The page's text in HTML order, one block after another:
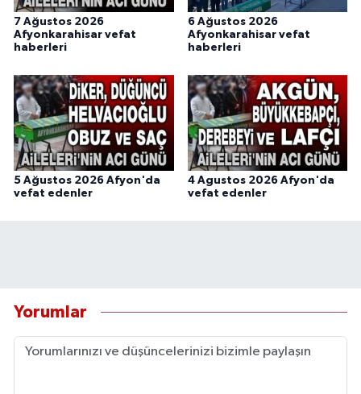
7 Ağustos 2026
Afyonkarahisar vefat
haberleri
6 Ağustos 2026
Afyonkarahisar vefat
haberleri
5 Ağustos 2026 Afyon'da
vefat edenler
4 Agustos 2026 Afyon'da
vefat edenler
Yorumlar